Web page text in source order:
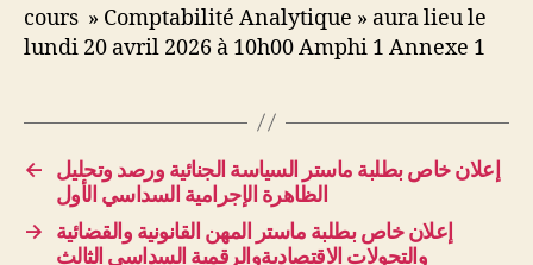
cours » Comptabilité Analytique » aura lieu le
lundi 20 avril 2026 à 10h00 Amphi 1 Annexe 1
←
إعلان خاص بطلبة ماستر السياسة الجنائية ورصد وتحليل
الظاهرة الإجرامية السداسي الأول
→
إعلان خاص بطلبة ماستر المهن القانونية والقضائية
والتحولات الاقتصاديةوالرقمية السداسي الثالث